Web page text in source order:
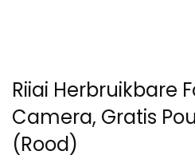
Riiai Herbruikbare
Camera, Gratis
(Rood)